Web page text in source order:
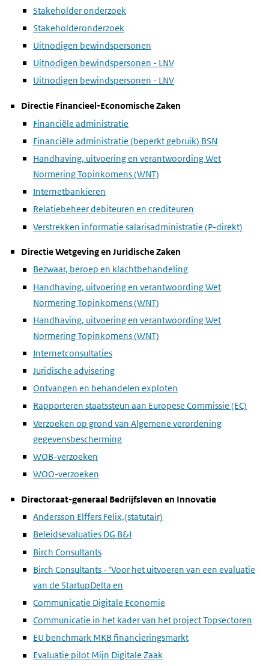
Stakeholder onderzoek
Stakeholderonderzoek
Uitnodigen bewindspersonen
Uitnodigen bewindspersonen - LNV
Uitnodigen bewindspersonen - LNV
Directie Financieel-Economische Zaken
Financiële administratie
Financiële administratie (beperkt gebruik) BSN
Handhaving, uitvoering en verantwoording Wet
Normering Topinkomens (WNT)
Internetbankieren
Relatiebeheer debiteuren en crediteuren
Verstrekken informatie salarisadministratie (P-direkt)
Directie Wetgeving en Juridische Zaken
Bezwaar, beroep en klachtbehandeling
Handhaving, uitvoering en verantwoording Wet
Normering Topinkomens (WNT)
Handhaving, uitvoering en verantwoording Wet
Normering Topinkomens (WNT)
Internetconsultaties
Juridische advisering
Ontvangen en behandelen exploten
Rapporteren staatssteun aan Europese Commissie (EC)
Verzoeken op grond van Algemene verordening
gegevensbescherming
WOB-verzoeken
WOO-verzoeken
Directoraat-generaal Bedrijfsleven en Innovatie
Andersson Elffers Felix,(statutair)
Beleidsevaluaties DG B&I
Birch Consultants
Birch Consultants - ‘Voor het uitvoeren van een evaluatie
van de StartupDelta en
Communicatie Digitale Economie
Communicatie in het kader van het project Topsectoren
EU benchmark MKB financieringsmarkt
Evaluatie pilot Mijn Digitale Zaak